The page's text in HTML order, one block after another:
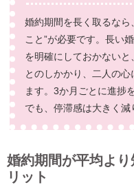
婚約期間を長く取るなら
こと”が必要です。長い
を明確にしておかない
とのしかかり、二人の
ます。3か月ごとに進捗
でも、停滞感は大きく減
婚約期間が平均よ
リット